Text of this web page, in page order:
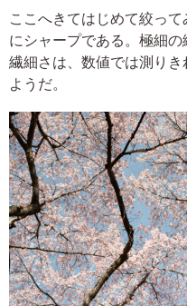
ここへきてはじめて絞っ
にシャープである。極細
繊細さは、数値では測り
ようだ。